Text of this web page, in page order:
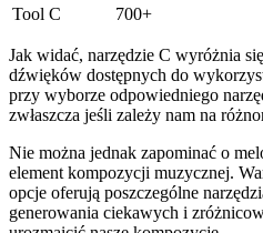
Tool C
700+
Jak widać, narzędzie C wyróżnia
dźwięków dostępnych do
przy wyborze odpowiedniego
zwłaszcza jeśli zależy nam na
Nie można jednak zapominać o
element kompozycji muzycznej.
opcje oferują poszczególne
generowania ciekawych i